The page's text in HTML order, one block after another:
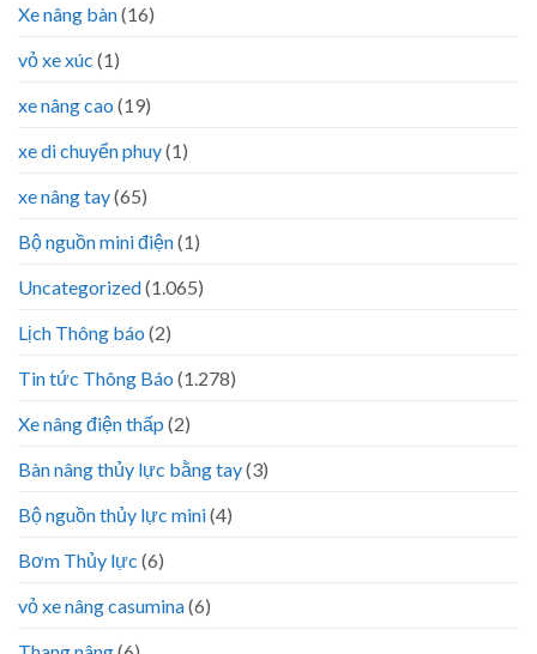
Xe nâng bàn(16)
vỏ xe xúc (1)
xe nâng cao (19)
xe di chuyển phuy(1)
xe nâng tay(65)
Bộ nguồn mini điện(1)
Uncategorized(1.065)
Lịch Thông báo (2)
Tin tức Thông Báo (1.278)
Xe nâng điện thấp (2)
Bàn nâng thủy lực bằng tay(3)
Bộ nguồn thủy lực mini(4)
Bơm Thủy lực (6)
vỏ xe nâng casumina(6)